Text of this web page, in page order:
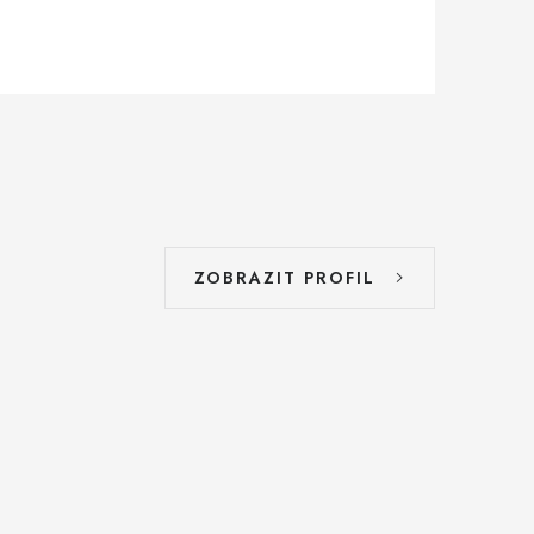
ZOBRAZIT PROFIL